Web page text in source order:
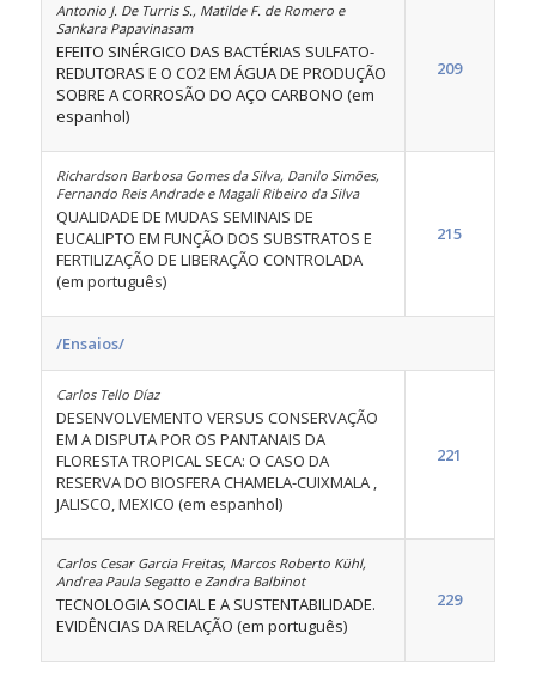
Antonio J. De Turris S., Matilde F. de Romero e
Sankara Papavinasam
EFEITO SINÉRGICO DAS BACTÉRIAS SULFATO-
REDUTORAS E O CO2 EM ÁGUA DE PRODUÇÃO
SOBRE A CORROSÃO DO AÇO CARBONO (em
espanhol)
209
Richardson Barbosa Gomes da Silva, Danilo Simões,
Fernando Reis Andrade e Magali Ribeiro da Silva
QUALIDADE DE MUDAS SEMINAIS DE
EUCALIPTO EM FUNÇÃO DOS SUBSTRATOS E
FERTILIZAÇÃO DE LIBERAÇÃO CONTROLADA
(em português)
215
/Ensaios/
Carlos Tello Díaz
DESENVOLVEMENTO VERSUS CONSERVAÇÃO
EM A DISPUTA POR OS PANTANAIS DA
FLORESTA TROPICAL SECA: O CASO DA
RESERVA DO BIOSFERA CHAMELA-CUIXMALA ,
JALISCO, MEXICO (em espanhol)
221
Carlos Cesar Garcia Freitas, Marcos Roberto Kühl,
Andrea Paula Segatto e Zandra Balbinot
TECNOLOGIA SOCIAL E A SUSTENTABILIDADE.
EVIDÊNCIAS DA RELAÇÃO (em português)
229